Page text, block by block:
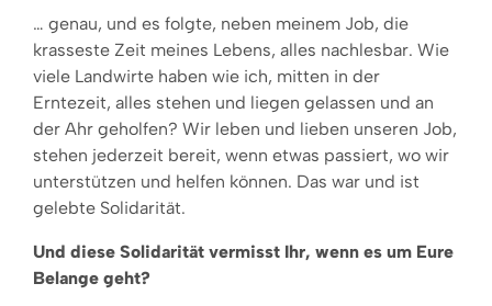
… genau, und es folgte, neben meinem Job, die
krasseste Zeit meines Lebens, alles nachlesbar. Wie
viele Landwirte haben wie ich, mitten in der
Erntezeit, alles stehen und liegen gelassen und an
der Ahr geholfen? Wir leben und lieben unseren Job,
stehen jederzeit bereit, wenn etwas passiert, wo wir
unterstützen und helfen können. Das war und ist
gelebte Solidarität.
Und diese Solidarität vermisst Ihr, wenn es um Eure
Belange geht?